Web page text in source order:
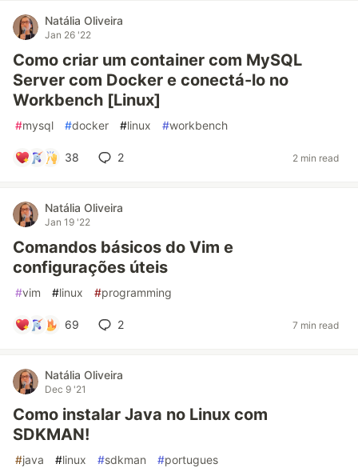
Natália Oliveira
Jan 26 '22
Como criar um container com MySQL
Server com Docker e conectá-lo no
Workbench [Linux]
#mysql #docker #linux #workbench
38 2 2 min read
Natália Oliveira
Jan 19 '22
Comandos básicos do Vim e
configurações úteis
#vim #linux #programming
69 2 7 min read
Natália Oliveira
Dec 9 '21
Como instalar Java no Linux com
SDKMAN!
#java #linux #sdkman #portugues